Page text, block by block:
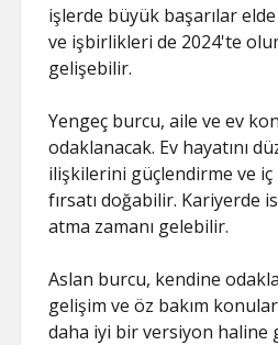
işlerde büyük başarılar
ve işbirlikleri de 2024'te
gelişebilir.
Yengeç burcu, aile ve ev
odaklanacak. Ev hayatını
ilişkilerini güçlendirme ve
fırsatı doğabilir. Kariyerde
atma zamanı gelebilir.
Aslan burcu, kendine
gelişim ve öz bakım
daha iyi bir versiyon haline